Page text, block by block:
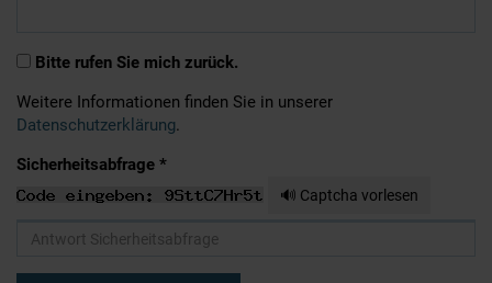
Bitte rufen Sie mich zurück.
Weitere Informationen finden Sie in unserer
Datenschutzerklärung.
Sicherheitsabfrage *
🔊 Captcha vorlesen